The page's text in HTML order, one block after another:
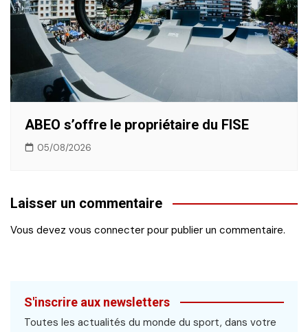
ABEO s’offre le propriétaire du FISE
05/08/2026
Laisser un commentaire
Vous devez vous connecter pour publier un commentaire.
S'inscrire aux newsletters
Toutes les actualités du monde du sport, dans votre